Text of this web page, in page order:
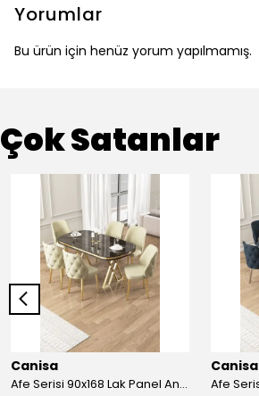
Yorumlar
Bu ürün için henüz yorum yapılmamış.
Çok Satanlar
Canisa
Afe Serisi 90x168 Lak Panel Antrasit İroni Masa ve 6 Sandalye Gold Kaplama Ayak
Canisa